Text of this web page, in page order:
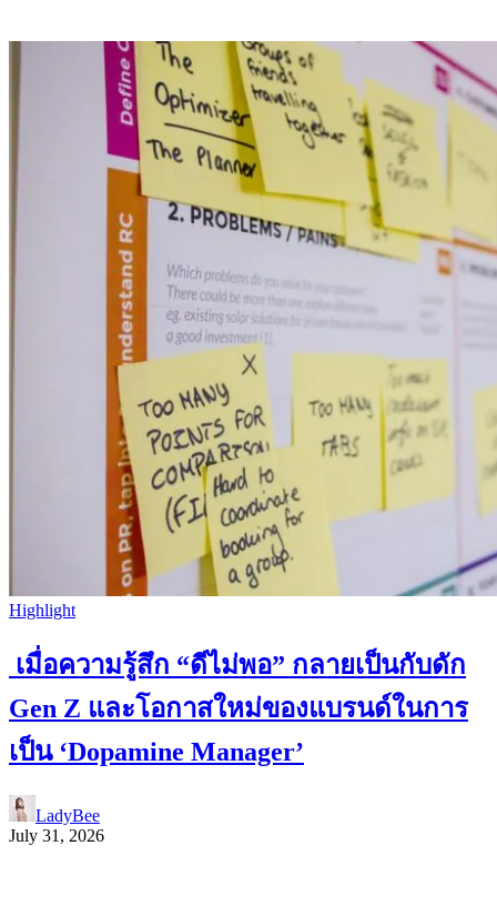
Highlight
เมื่อความรู้สึก “ดีไม่พอ” กลายเป็นกับดัก
Gen Z และโอกาสใหม่ของแบรนด์ในการ
เป็น ‘Dopamine Manager’
LadyBee
July 31, 2026